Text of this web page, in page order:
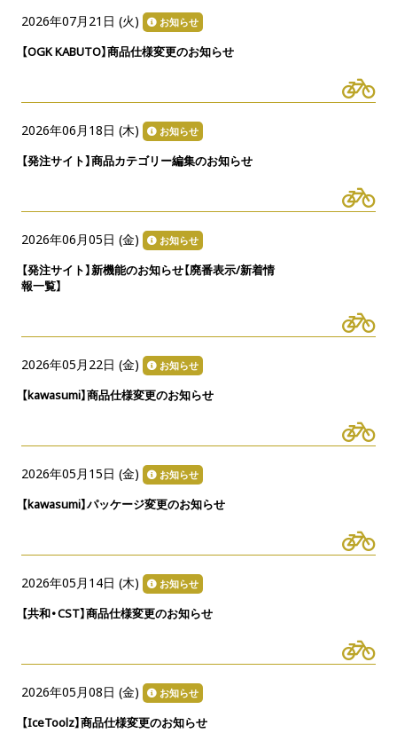
2026年07月21日 (火) お知らせ
【OGK KABUTO】商品仕様変更のお知らせ
2026年06月18日 (木) お知らせ
【発注サイト】商品カテゴリー編集のお知らせ
2026年06月05日 (金) お知らせ
【発注サイト】新機能のお知らせ【廃番表示/新着情
報一覧】
2026年05月22日 (金) お知らせ
【kawasumi】商品仕様変更のお知らせ
2026年05月15日 (金) お知らせ
【kawasumi】パッケージ変更のお知らせ
2026年05月14日 (木) お知らせ
【共和・CST】商品仕様変更のお知らせ
2026年05月08日 (金) お知らせ
【IceToolz】商品仕様変更のお知らせ